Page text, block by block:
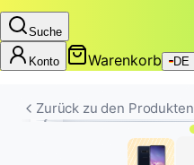
Suche
Konto Warenkorb DE
Zurück zu den Produkten